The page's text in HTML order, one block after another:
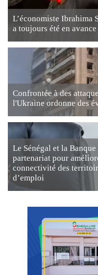
L’économiste Ibrahima
a toujours été en
Confrontée à des
l'Ukraine ordonne des
Le Sénégal et la
partenariat pour
connectivité des
d’emploi